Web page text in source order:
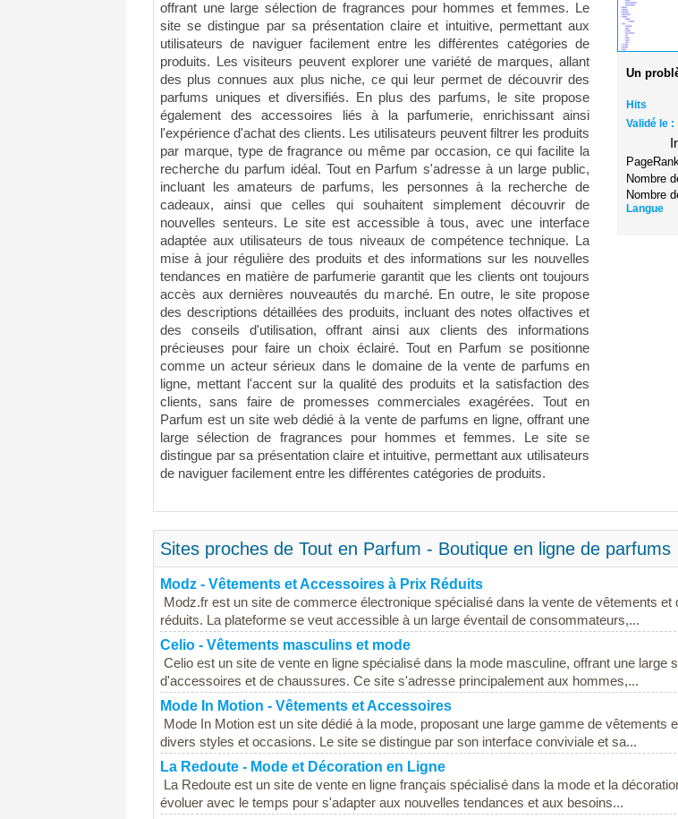
offrant une large sélection de fragrances pour hommes et femmes. Le
site se distingue par sa présentation claire et intuitive, permettant aux
utilisateurs de naviguer facilement entre les différentes catégories de
produits. Les visiteurs peuvent explorer une variété de marques, allant
des plus connues aux plus niche, ce qui leur permet de découvrir des
parfums uniques et diversifiés. En plus des parfums, le site propose
également des accessoires liés à la parfumerie, enrichissant ainsi
l'expérience d'achat des clients. Les utilisateurs peuvent filtrer les produits
par marque, type de fragrance ou même par occasion, ce qui facilite la
recherche du parfum idéal. Tout en Parfum s'adresse à un large public,
incluant les amateurs de parfums, les personnes à la recherche de
cadeaux, ainsi que celles qui souhaitent simplement découvrir de
nouvelles senteurs. Le site est accessible à tous, avec une interface
adaptée aux utilisateurs de tous niveaux de compétence technique. La
mise à jour régulière des produits et des informations sur les nouvelles
tendances en matière de parfumerie garantit que les clients ont toujours
accès aux dernières nouveautés du marché. En outre, le site propose
des descriptions détaillées des produits, incluant des notes olfactives et
des conseils d'utilisation, offrant ainsi aux clients des informations
précieuses pour faire un choix éclairé. Tout en Parfum se positionne
comme un acteur sérieux dans le domaine de la vente de parfums en
ligne, mettant l'accent sur la qualité des produits et la satisfaction des
clients, sans faire de promesses commerciales exagérées. Tout en
Parfum est un site web dédié à la vente de parfums en ligne, offrant une
large sélection de fragrances pour hommes et femmes. Le site se
distingue par sa présentation claire et intuitive, permettant aux utilisateurs
de naviguer facilement entre les différentes catégories de produits.
Un
Hits
Validé le :
Nombre
Nombre
Langue
Sites proches de Tout en Parfum - Boutique en ligne de parfums
Modz - Vêtements et Accessoires à Prix Réduits
Modz.fr est un site de commerce électronique spécialisé dans la vente de vêtements et
réduits. La plateforme se veut accessible à un large éventail de consommateurs,...
Celio - Vêtements masculins et mode
Celio est un site de vente en ligne spécialisé dans la mode masculine, offrant une large
d'accessoires et de chaussures. Ce site s'adresse principalement aux hommes,...
Mode In Motion - Vêtements et Accessoires
Mode In Motion est un site dédié à la mode, proposant une large gamme de vêtements
divers styles et occasions. Le site se distingue par son interface conviviale et sa...
La Redoute - Mode et Décoration en Ligne
La Redoute est un site de vente en ligne français spécialisé dans la mode et la
évoluer avec le temps pour s'adapter aux nouvelles tendances et aux besoins...